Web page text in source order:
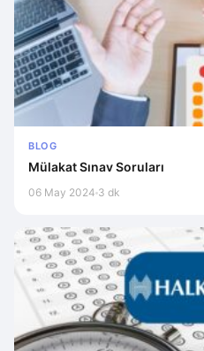
BLOG
Mülakat Sınav Soruları
06 May 2024 3 dk